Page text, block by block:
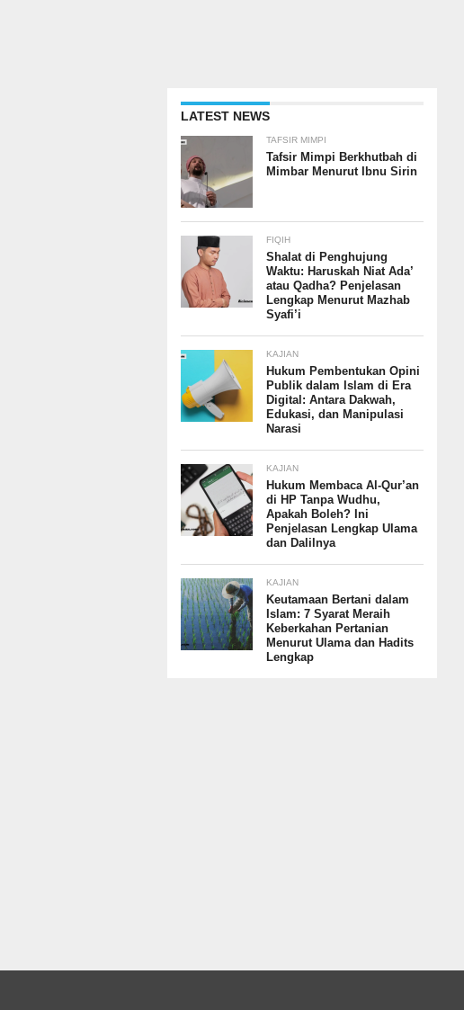
LATEST NEWS
TAFSIR MIMPI
Tafsir Mimpi Berkhutbah di
Mimbar Menurut Ibnu Sirin
FIQIH
Shalat di Penghujung
Waktu: Haruskah Niat Ada’
atau Qadha? Penjelasan
Lengkap Menurut Mazhab
Syafi’i
KAJIAN
Hukum Pembentukan Opini
Publik dalam Islam di Era
Digital: Antara Dakwah,
Edukasi, dan Manipulasi
Narasi
KAJIAN
Hukum Membaca Al-Qur’an
di HP Tanpa Wudhu,
Apakah Boleh? Ini
Penjelasan Lengkap Ulama
dan Dalilnya
KAJIAN
Keutamaan Bertani dalam
Islam: 7 Syarat Meraih
Keberkahan Pertanian
Menurut Ulama dan Hadits
Lengkap